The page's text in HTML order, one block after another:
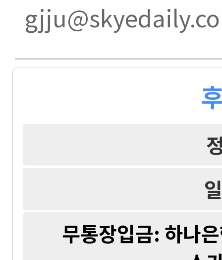
무통장입금: 하나